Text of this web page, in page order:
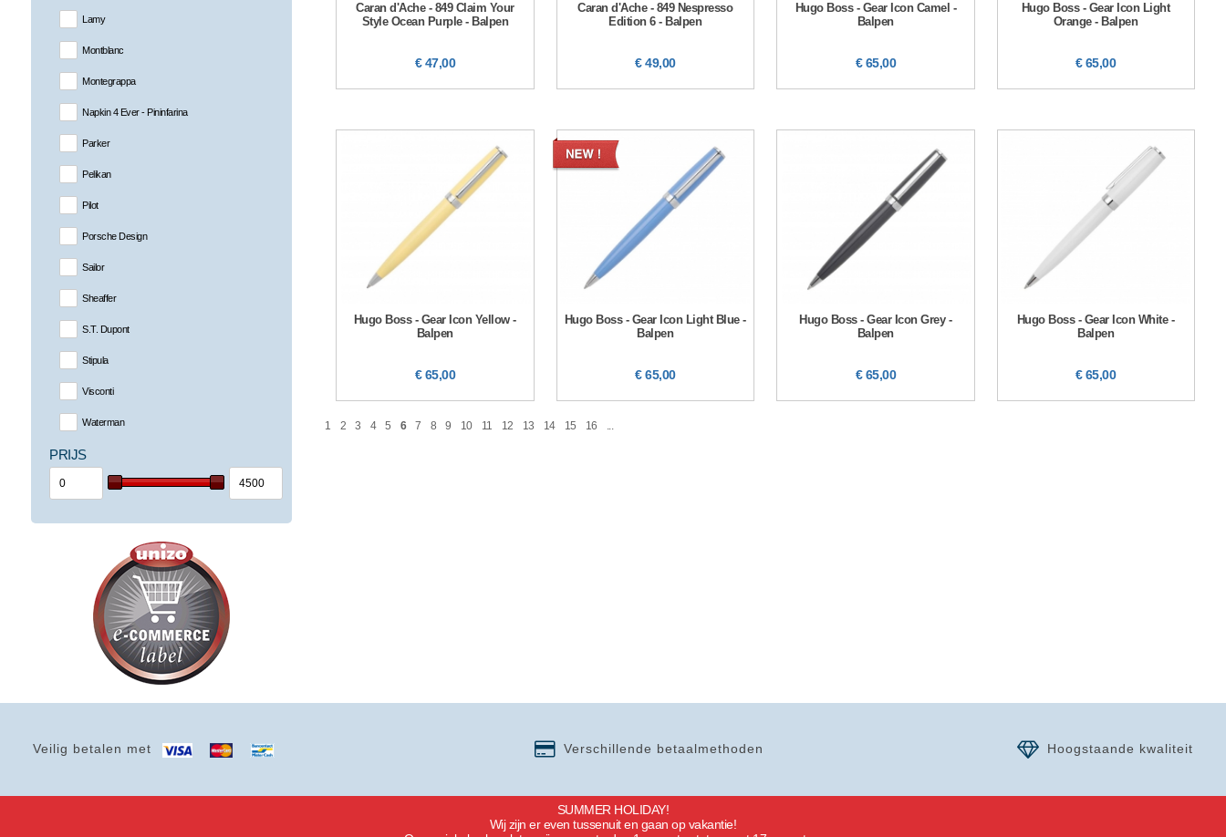
Lamy
Montblanc
Montegrappa
Napkin 4 Ever - Pininfarina
Parker
Pelikan
Pilot
Porsche Design
Sailor
Sheaffer
S.T. Dupont
Stipula
Visconti
Waterman
PRIJS
Caran d'Ache - 849 Claim Your
Style Ocean Purple - Balpen
€ 47,00
Caran d'Ache - 849 Nespresso
Edition 6 - Balpen
€ 49,00
Hugo Boss - Gear Icon Camel -
Balpen
€ 65,00
Hugo Boss - Gear Icon Light
Orange - Balpen
€ 65,00
Hugo Boss - Gear Icon Yellow -
Balpen
€ 65,00
Hugo Boss - Gear Icon Light Blue -
Balpen
€ 65,00
Hugo Boss - Gear Icon Grey -
Balpen
€ 65,00
Hugo Boss - Gear Icon White -
Balpen
€ 65,00
1 2 3 4 5 6 7 8 9 10 11 12 13 14 15 16 ...
Veilig betalen met Verschillende betaalmethoden Hoogstaande kwaliteit
SUMMER HOLIDAY!
Wij zijn er even tussenuit en gaan op vakantie!